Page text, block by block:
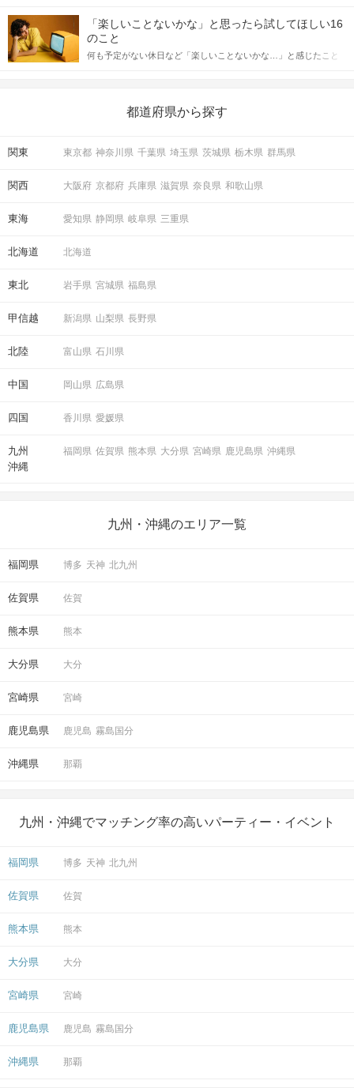
合にどのような行動に繋げるべきかをご紹介していきます。
しかし、中には「どう誘ったらいいの？」とお困りの男性もいら
っしゃるのではないでしょうか。 そこで今回は、男性から女性へ
送るLINEでのデートの誘い方のコツをご紹介します。例文も混じ
えながら解説するので、ぜひ参考にしてください。
「楽しいことないかな」と思ったら試してほしい16
のこと
何も予定がない休日など「楽しいことないかな…」と感じたこと
の楽しいことアイデアを集めました♪ いままさに楽しいことを探し
都道府県から探す
関東 東京都 神奈川県 千葉県 埼玉県 茨城県 栃木県 群馬県
関西 大阪府 京都府 兵庫県 滋賀県 奈良県 和歌山県
東海 愛知県 静岡県 岐阜県 三重県
北海道 北海道
東北 岩手県 宮城県 福島県
甲信越 新潟県 山梨県 長野県
北陸 富山県 石川県
中国 岡山県 広島県
四国 香川県 愛媛県
九州
沖縄
福岡県 佐賀県 熊本県 大分県 宮崎県 鹿児島県 沖縄県
九州・沖縄のエリア一覧
福岡県 博多 天神 北九州
佐賀県 佐賀
熊本県 熊本
大分県 大分
宮崎県 宮崎
鹿児島県 鹿児島 霧島国分
沖縄県 那覇
九州・沖縄でマッチング率の高いパーティー・イベント
福岡県 博多 天神 北九州
佐賀県 佐賀
熊本県 熊本
大分県 大分
宮崎県 宮崎
鹿児島県 鹿児島 霧島国分
沖縄県 那覇